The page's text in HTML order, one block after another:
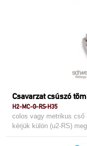
Csavarzat csúszó
H2-MC-G-RS-H35
colos vagy metrikus cső
kérjük külön (u2-RS)